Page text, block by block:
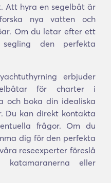
Att hyra en segelbåt är
nya vatten och
Om du letar efter ett
den perfekta
erbjuder
för charter i
och boka din idealiska
Du kan direkt kontakta
frågor. Om du
dig för den perfekta
reseexperter föreslå
katamaranerna eller